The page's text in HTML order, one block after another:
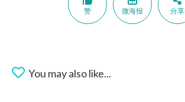
赞 微海报 分享
You may also like...